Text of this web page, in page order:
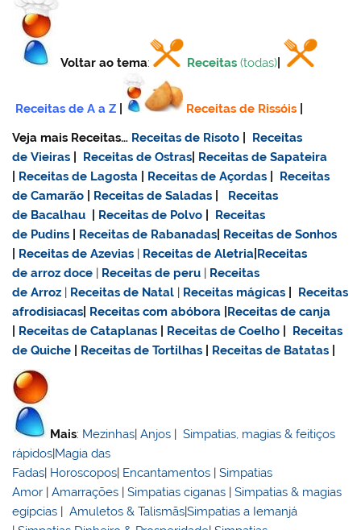
Voltar ao tema: Receitas (todas)
Receitas de A a Z Receitas de Rissóis
Veja mais Receitas… Receitas de Risoto
Receitas
de Vieiras
Receitas de Ostras Receitas de Sapateira
Receitas de Lagosta Receitas de Açordas
Receitas
de Camarão
Receitas de Saladas
Receitas
de Bacalhau
Receitas de Polvo
Receitas
de Pudins
Receitas de Rabanadas Receitas de Sonhos
Receitas de Azevias | Receitas de Aletria Receitas
dearroz doce | Receitas de peru | Receitas
de Arroz | Receitas de Natal | Receitas mágicas
Receitas
afrodisiacas Receitas com abóbora Receitas de canja
Receitas de Cataplanas Receitas de Coelho
Receitas
de Quiche
Receitas de Tortilhas Receitas de Batatas
Mais: Mezinhas|Anjos |Simpatias, magias & feitiços
rápidos|Magia das
Fadas| Horoscopos| Encantamentos |Simpatias
Amor |Amarrações |Simpatias ciganas |Simpatias & magias
egípcias |Amuletos & Talismãs|Simpatias a Iemanjá